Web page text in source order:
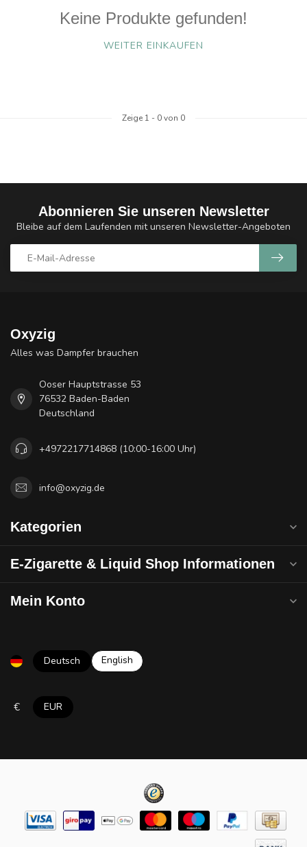
Keine Produkte gefunden!
WEITER EINKAUFEN
Zeige 1 - 0von 0
Abonnieren Sie unseren Newsletter
Bleibe auf dem Laufenden mit unseren Newsletter-Angeboten
Oxyzig
Alles was Dampfer brauchen
Ooser Hauptstrasse 53
76532 Baden-Baden
Deutschland
+4972217714868 (10:00-16:00 Uhr)
info@oxyzig.de
Kategorien
E-Zigarette & Liquid Shop Informationen
Mein Konto
Deutsch English
€ EUR